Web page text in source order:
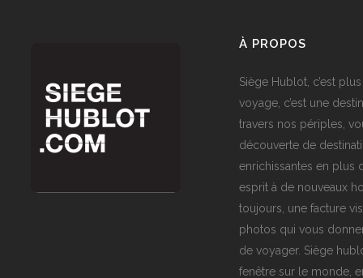
À PROPOS
Siège Hublot, c’est
voyage, c’est une
travers nos périples,
découverte de
enrichissantes en plus
esprit à de nouveaux
toujours, une facture
photos qui vous
de voyager. Siège
fenêtre sur le monde,